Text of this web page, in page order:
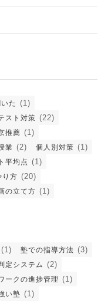
た (1)
スト対策 (22)
推薦 (1)
業 (2) 個人別対策 (1)
平均点 (1)
り方 (20)
の立て方 (1)
(1) 塾での指導方法 (3)
定システム (2)
ークの進捗管理 (1)
い塾 (1)